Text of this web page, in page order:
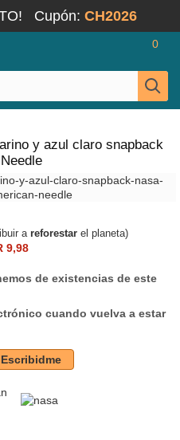
Cupón: CH2026
0
y azul claro snapback
a reforestar el planeta)
9,98
de existencias de este
cuando vuelva a estar
Escribidme